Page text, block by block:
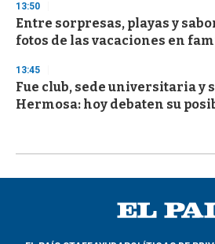
13:50
Entre sorpresas, playas y
fotos de las vacaciones en
13:45
Fue club, sede universitaria y
Hermosa: hoy debaten su